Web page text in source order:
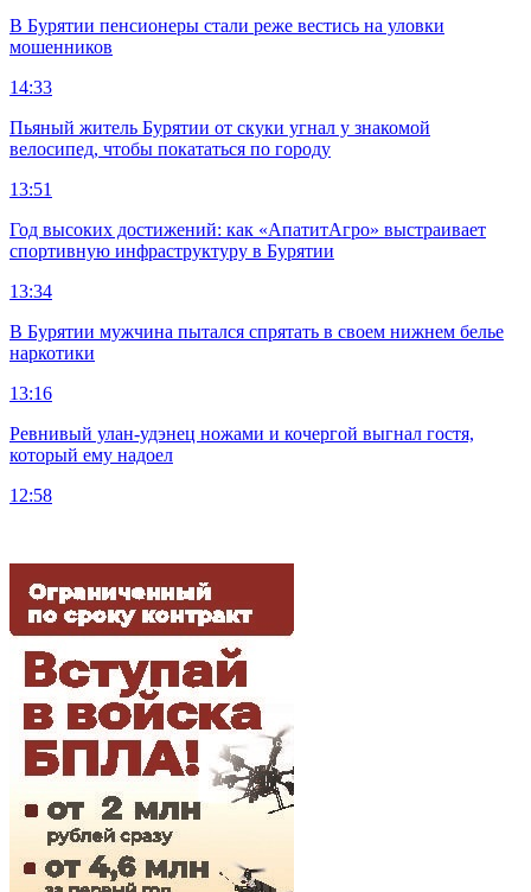
В Бурятии пенсионеры стали реже вестись на уловки
мошенников
14:33
Пьяный житель Бурятии от скуки угнал у знакомой
велосипед, чтобы покататься по городу
13:51
Год высоких достижений: как «АпатитАгро» выстраивает
спортивную инфраструктуру в Бурятии
13:34
В Бурятии мужчина пытался спрятать в своем нижнем белье
наркотики
13:16
Ревнивый улан-удэнец ножами и кочергой выгнал гостя,
который ему надоел
12:58